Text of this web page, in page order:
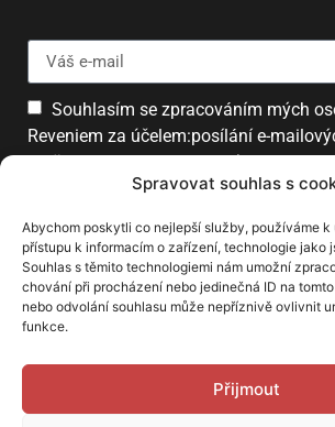
Spravovat souhlas s
Abychom poskytli co nejlepší služby, používáme k
přístupu k informacím o zařízení, technologie jako
Souhlas s těmito technologiemi nám umožní
chování při procházení nebo jedinečná ID na
nebo odvolání souhlasu může nepříznivě ovlivnit
funkce.
Přijmout
Souhlasím se zpracováním mých
Reveniem za účelem:posílání e-
možné se kdykoliv odhlásit).
PARTNEŘI